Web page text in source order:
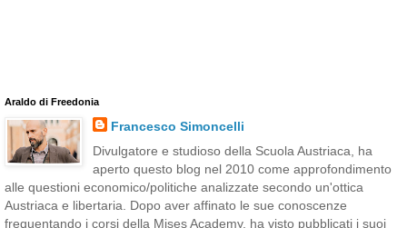
Araldo di Freedonia
Francesco Simoncelli
Divulgatore e studioso della Scuola Austriaca, ha
aperto questo blog nel 2010 come approfondimento
alle questioni economico/politiche analizzate secondo un'ottica
Austriaca e libertaria. Dopo aver affinato le sue conoscenze
frequentando i corsi della Mises Academy, ha visto pubblicati i suoi